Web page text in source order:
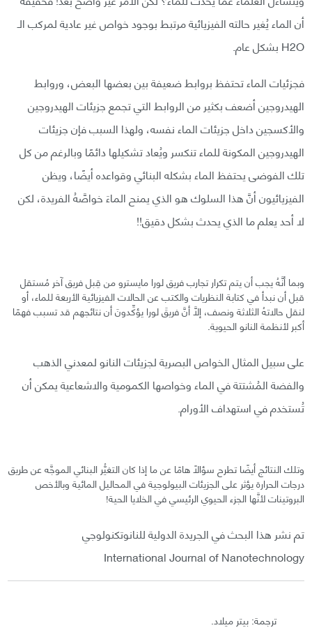
أن الماء يُغير حالته الفيزيائية مرتبط بوجود خواص غير عادية لمركب الـ
H2O بشكل عام.
فجزئيات الماء تحتفظ بروابط ضعيفة بين بعضها البعض، وروابط
الهيدروجين أضعف بكثير من الروابط التي تجمع جزيئات الهيدروجين
والأكسجين داخل جزيئات الماء نفسه، ولهذا السبب فإن جزيئات
الهيدروجين المكونة للماء تنكسر ويُعاد تشكيلها دائمًا وبالرغم من كل
تلك الفوضى يحتفظ الماء بشكله البنائي وقواعده أيضًا، ويظن
الفيزيائيون أنَّ هذا السلوك هو الذي يمنح الماءَ خواصَّهُ الفريدة، لكن
لا أحد يعلم ما الذي يحدث بشكل دقيق!!
وبما أنَّهُ يجب أن يتم تكرار تجارب فريق لورا مايسترو من قِبل فريق آخر مُستقل
قبل أن نبدأ في كتابة النظريات والكتب عن الحالات الفيزيائية الأربعة للماء، أو
لنقل حالاتهُ الثلاثة ونصف، إلَّا أنَّ فريقَ لورا يؤكِّدونَ أن نتائجهم قد تسبب فهمًا
أكبر لأنظمة النانو الحيوية.
على سبيل المثال الخواص البصرية لجزيئات النانو لمعدني الذهب
والفضة المُشتتة في الماء وخواصها الكمومية والاشعاعية يمكن أن
تُستخدم في استهداف الأورام.
وتلك النتائج أيضًا تطرح سؤالاً هامًا عن ما إذا كان التغيُّر البنائي الموجَّه عن طريق
درجات الحرارة يؤثر على الجزيئات البيولوجية في المحاليل المائية وبالأخص
البروتينات لأنَّها الجزء الحيوي الرئيسي في الخلايا الحية!
تم نشر هذا البحث في الجريدة الدولية للنانوتكنولوجي
International Journal of Nanotechnology
ترجمة: بيتر ميلاد.